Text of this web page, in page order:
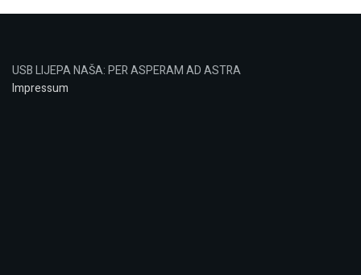
USB LIJEPA NAŠA: PER ASPERAM AD ASTRA
Impressum